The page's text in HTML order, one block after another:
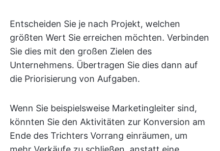
Entscheiden Sie je nach Projekt, welchen
größten Wert Sie erreichen möchten. Verbinden
Sie dies mit den großen Zielen des
Unternehmens. Übertragen Sie dies dann auf
die Priorisierung von Aufgaben.
Wenn Sie beispielsweise Marketingleiter sind,
könnten Sie den Aktivitäten zur Konversion am
Ende des Trichters Vorrang einräumen, um